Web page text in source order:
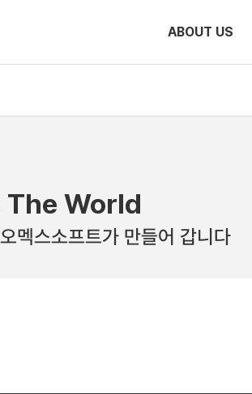
ABOUT US
The World
멕스소프트가 만들어 갑니다